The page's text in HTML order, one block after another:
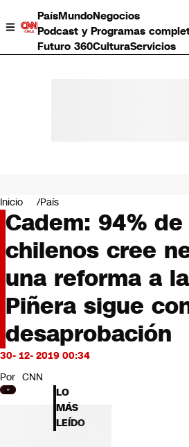
PaísMundoNegocios
Podcast y Programas
Futuro 360CulturaServicios
Negocios
Deportes
Programas completos
Cultura
Servicios
Bits
CNN Data
CNN tiempo
Futuro 360
Opinión
Inicio País
Cadem: 94%
chilenos cree
una reforma a
Piñera sigue
desaprobación
30- 12- 2019 00:34
Por CNN
LO
MÁS
LEÍDO